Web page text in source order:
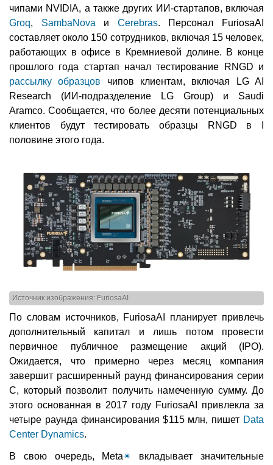
чипами NVIDIA, а также других ИИ-стартапов, включая
Groq, SambaNova и Cerebras. Персонал FuriosaAI
составляет около 150 сотрудников, включая 15 человек,
работающих в офисе в Кремниевой долине. В конце
прошлого года стартап начал тестирование RNGD и
рассылку образцов чипов клиентам, включая LG AI
Research (ИИ-подразделение LG Group) и Saudi
Aramco. Сообщается, что более десяти потенциальных
клиентов будут тестировать образцы RNGD в I
половине этого года.
Источник изображения: FuriosaAI
По словам источников, FuriosaAI планирует привлечь
дополнительный капитал и лишь потом провести
первичное публичное размещение акций (IPO).
Ожидается, что примерно через месяц компания
завершит расширенный раунд финансирования серии
C, который позволит получить намеченную сумму. До
этого основанная в 2017 году FuriosaAI привлекла за
четыре раунда финансирования $115 млн, пишет Data
Center Dynamics.
В свою очередь, Meta✴ вкладывает значительные